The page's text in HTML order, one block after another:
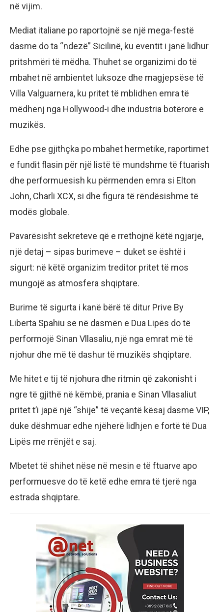
në vijim.
Mediat italiane po raportojnë se një mega-festë
dasme do ta “ndezë” Sicilinë, ku eventit i janë lidhur
pritshmëri të mëdha. Thuhet se organizimi do të
mbahet në ambientet luksoze dhe magjepsëse të
Villa Valguarnera, ku pritet të mblidhen emra të
mëdhenj nga Hollywood-i dhe industria botërore e
muzikës.
Edhe pse gjithçka po mbahet hermetike, raportimet
e fundit flasin për një listë të mundshme të ftuarish
dhe performuesish ku përmenden emra si Elton
John, Charli XCX, si dhe figura të rëndësishme të
modës globale.
Pavarësisht sekreteve që e rrethojnë këtë ngjarje,
një detaj – sipas burimeve – duket se është i
sigurt: në këtë organizim treditor pritet të mos
mungojë as atmosfera shqiptare.
Burime të sigurta i kanë bërë të ditur Prive By
Liberta Spahiu se në dasmën e Dua Lipës do të
performojë Sinan Vllasaliu, një nga emrat më të
njohur dhe më të dashur të muzikës shqiptare.
Me hitet e tij të njohura dhe ritmin që zakonisht i
ngre të gjithë në këmbë, prania e Sinan Vllasaliut
pritet t’i japë një “shije” të veçantë kësaj dasme VIP,
duke dëshmuar edhe njëherë lidhjen e fortë të Dua
Lipës me rrënjët e saj.
Mbetet të shihet nëse në mesin e të ftuarve apo
performuesve do të ketë edhe emra të tjerë nga
estrada shqiptare.